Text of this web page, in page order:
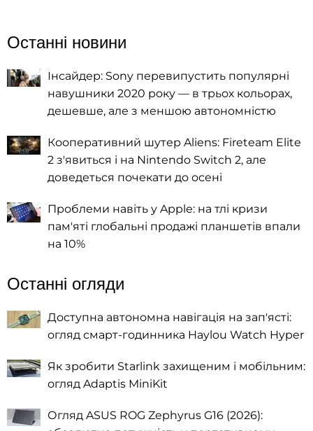
Останні новини
Інсайдер: Sony перевипустить популярні
навушники 2020 року — в трьох кольорах,
дешевше, але з меншою автономністю
Кооперативний шутер Aliens: Fireteam Elite
2 з'явиться і на Nintendo Switch 2, але
доведеться почекати до осені
Проблеми навіть у Apple: на тлі кризи
пам'яті глобальні продажі планшетів впали
на 10%
Останні огляди
Доступна автономна навігація на зап'ясті:
огляд смарт-годинника Haylou Watch Hyper
Як зробити Starlink захищеним і мобільним:
огляд Adaptis MiniKit
Огляд ASUS ROG Zephyrus G16 (2026):